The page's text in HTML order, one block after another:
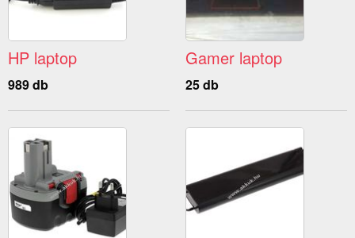
HP laptop
989 db
Gamer laptop
25 db